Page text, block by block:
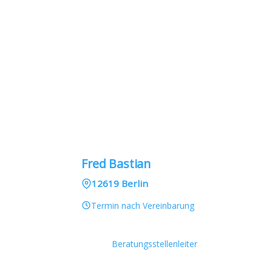
Fred Bastian
12619 Berlin
Termin nach Vereinbarung
Beratungsstellenleiter